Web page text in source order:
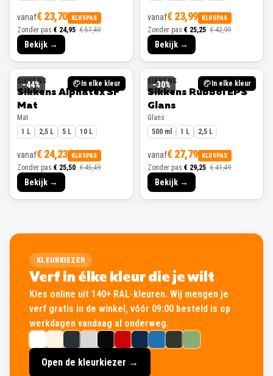
vanaf€ 23,70 KLUSPAS
Zonder pas € 24,95 € 57,49
Bekijk →
vanaf€ 23,99 KLUSPAS
Zonder pas € 25,25 € 42,99
Bekijk →
−44% In elke kleur
SIKKENS
Sikkens Alphatex SF
Mat
Mat
1 L
2,5 L 5 L 10 L
vanaf€ 24,23 KLUSPAS
Zonder pas € 25,50 € 45,49
Bekijk →
−30% In elke kleur
SIKKENS
Sikkens Rubbol EPS
Glans
Glans
500 ml
1 L 2,5 L
vanaf€ 27,79 KLUSPAS
Zonder pas € 29,25 € 41,49
Bekijk →
KLEURKIEZER
Verf in élke kleur die je wilt
Kies online uit 140+ RAL-kleuren. Wij mengen je
verf gratis in de winkel, vóór 09:00 besteld is op
werkdagen vandaag al onderweg.
Open de kleurkiezer →